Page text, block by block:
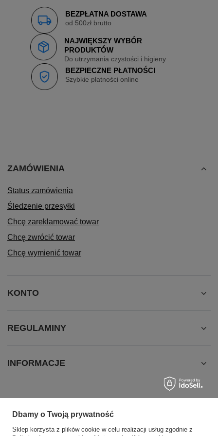
BEZPŁATNA DOSTAWA
od 500zł brutto
NAJWIĘKSZY WYBÓR
PRODUKTÓW
Do utrzymania czystości i higieny
BEZPIECZNE PŁATNOŚCI
Szybkie płatności online
ZAMÓWIENIA
Status zamówienia
Śledzenie przesyłki
Chcę zareklamować towar
Chcę zwrócić towar
Chcę wymienić towar
KONTO
REGULAMINY
INFORMACJE
Dbamy o Twoją prywatność
Sklep korzysta z plików cookie w celu realizacji usług zgodnie z